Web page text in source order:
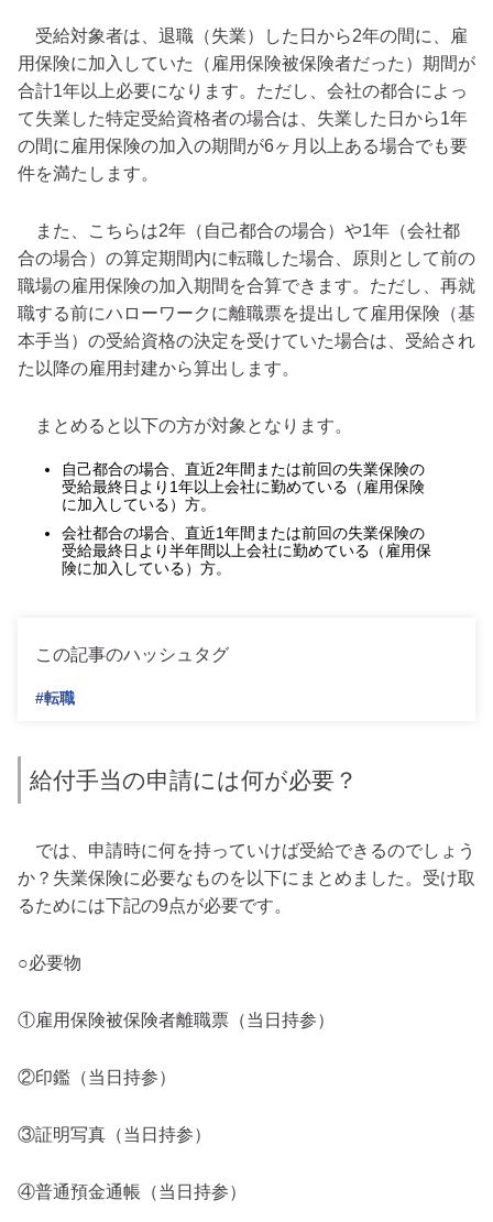
受給対象者は、退職（失業）した日から2年の間に、雇
用保険に加入していた（雇用保険被保険者だった）期間が
合計1年以上必要になります。ただし、会社の都合によっ
て失業した特定受給資格者の場合は、失業した日から1年
の間に雇用保険の加入の期間が6ヶ月以上ある場合でも要
件を満たします。
また、こちらは2年（自己都合の場合）や1年（会社都
合の場合）の算定期間内に転職した場合、原則として前の
職場の雇用保険の加入期間を合算できます。ただし、再就
職する前にハローワークに離職票を提出して雇用保険（基
本手当）の受給資格の決定を受けていた場合は、受給され
た以降の雇用封建から算出します。
まとめると以下の方が対象となります。
自己都合の場合、直近2年間または前回の失業保険の
受給最終日より1年以上会社に勤めている（雇用保険
に加入している）方。
会社都合の場合、直近1年間または前回の失業保険の
受給最終日より半年間以上会社に勤めている（雇用保
険に加入している）方。
この記事のハッシュタグ
#転職
給付手当の申請には何が必要？
では、申請時に何を持っていけば受給できるのでしょう
か？失業保険に必要なものを以下にまとめました。受け取
るためには下記の9点が必要です。
○必要物
①雇用保険被保険者離職票（当日持参）
②印鑑（当日持参）
③証明写真（当日持参）
④普通預金通帳（当日持参）